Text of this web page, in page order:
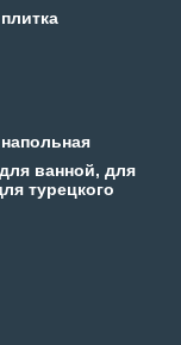
ванной, для
турецкого